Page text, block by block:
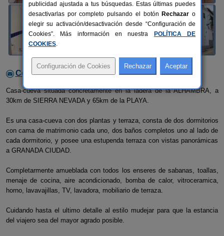
Contactar con el alojamiento
Casa-cueva situada concretamente en la ladera de la ALHAMBRA, a
30km de SIERRA NEVADA y 65km de la PLAYA.
Es una casa-cueva con dos plantas y terraza, consta de dos dormitorios
con cama de matrimonio cada uno, dos baños completos uno al lado de
cada dormitorio, y posee una estupenda terraza con vistas panorámicas
a GRANADA CIUDAD.
Completarmente amueblada con todos los enseres de sabanas, toallas,
menaje de cocina, aire acondicionado, bomba de calor, vitroceramica,
horno, lavavajillas, TV, lavadora, mobiliario de terraza.
Cuidando hasta el ultimo detalle al estilo mudejar para que la estancia
del viajero sea del mayor agrado posible.
publicidad ajustada a tus búsquedas. Estas últimas puedes
desactivarlas por completo pulsando el botón Rechazar o
elegir su activación/desactivación desde “Configuración de
Cookies”. Más información en nuestra
POLÍTICA DE
COOKIES.